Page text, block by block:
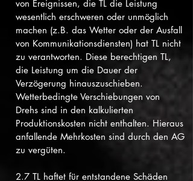
von Ereignissen, die TL die Leistung
wesentlich erschweren oder unmöglich
machen (z.B. das Wetter oder der Ausfall
von Kommunikationsdiensten) hat TL nicht
zu verantworten. Diese berechtigen TL,
die Leistung um die Dauer der
Verzögerung hinauszuschieben.
Wetterbedingte Verschiebungen von
Drehs sind in den kalkulierten
Produktionskosten nicht enthalten. Hieraus
anfallende Mehrkosten sind durch den AG
zu vergüten.
2.7 TL haftet für entstandene Schäden